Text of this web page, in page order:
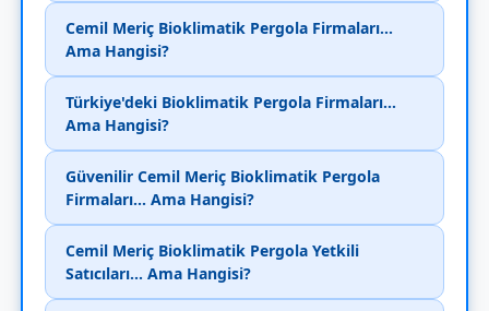
Cemil Meriç Bioklimatik Pergola Firmaları...
Ama Hangisi?
Türkiye'deki Bioklimatik Pergola Firmaları...
Ama Hangisi?
Güvenilir Cemil Meriç Bioklimatik Pergola
Firmaları... Ama Hangisi?
Cemil Meriç Bioklimatik Pergola Yetkili
Satıcıları... Ama Hangisi?